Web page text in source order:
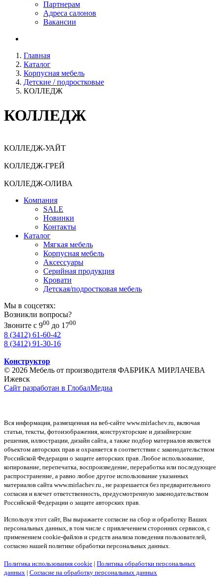
Партнерам
Адреса салонов
Вакансии
Главная
Каталог
Корпусная мебель
Детские / подростковые
КОЛЛЕДЖ
КОЛЛЕДЖ
КОЛЛЕДЖ-УАЙТ
КОЛЛЕДЖ-ГРЕЙ
КОЛЛЕДЖ-ОЛИВА
Компания
SALE
Новинки
Контакты
Каталог
Мягкая мебель
Корпусная мебель
Аксессуары
Серийная продукция
Кровати
Детская/подростковая мебель
Мы в соцсетях:
Возникли вопросы?
Звоните с 900 до 1700
8 (3412) 61-60-42
8 (3412) 91-30-16
Конструктор
© 2026 Мебель от производителя ФАБРИКА МИРЛАЧЕВА
Ижевск
Сайт разработан в ГлобалМедиа
Вся информация, размещенная на веб-сайте www.mirlachev.ru, включая
статьи, тексты, фотоизображения, конструкторские и дизайнерские
решения, иллюстрации, дизайн сайта, а также подбор материалов является
объектом авторских прав и охраняется в соответствии с законодательством
Российской Федерации о защите авторских прав. Любое использование,
копирование, перепечатка, воспроизведение, переработка или последующее
распространение, а равно любое другое использование указанных
материалов сайта www.mirlachev.ru., не разрешается без предварительного
согласия и влечет ответственность, предусмотренную законодательством
Российской Федерации о защите авторских прав.
Используя этот сайт, Вы выражаете согласие на сбор и обработку Ваших
персональных данных, в том числе с привлечением сторонних сервисов, с
применением cookie-файлов и средств анализа поведения пользователей,
согласно нашей политике обработки персональных данных.
Политика использования cookie | Политика обработки персональных
данных | Согласие на обработку персональных данных